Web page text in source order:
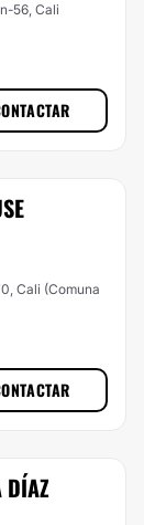
56, Cali
Cali (Comuna
DÍAZ